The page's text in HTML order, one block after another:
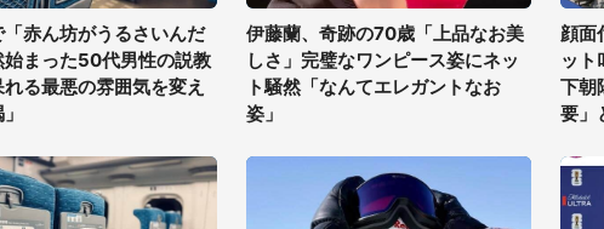
赤ん坊がうるさいんだ
始まった50代男性の説教
る最悪の雰囲気を変え
伊藤蘭、奇跡の70歳「上品なお美
しさ」完璧なワンピース姿にネッ
ト騒然「なんてエレガントなお
姿」
顔面
ット
下朝
要」